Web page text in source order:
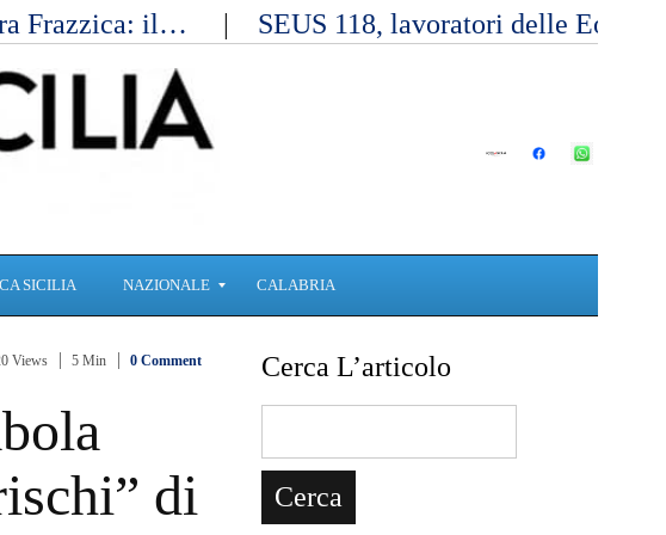
Frazzica: il… SEUS 118, lavoratori delle
SICILIA NAZIONALE
c
CALABRIA
Views 5 Min 0 Comment
di
Cerca L’articolo